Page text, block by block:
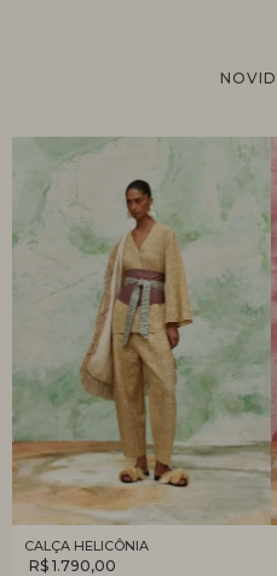
CALÇA HELICÔNIA
R$ 1.790,00